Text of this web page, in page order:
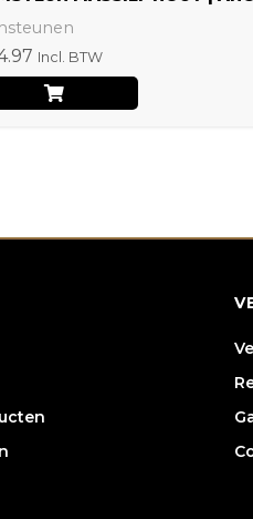
Incl. BTW